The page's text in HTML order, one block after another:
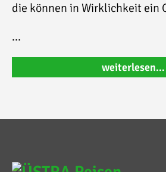
die können in Wirklichkeit ein
…
weiterlesen…